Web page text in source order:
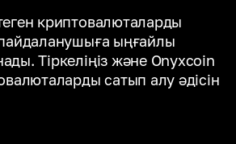
криптовалюталарды
ыңғайлы
Тіркеліңіз және Onyxcoin
сатып алу әдісін